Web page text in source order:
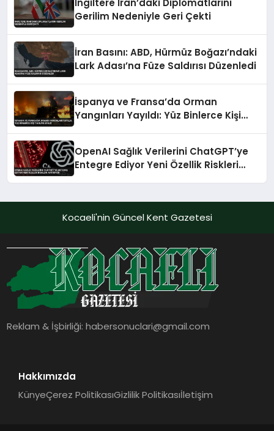
İngiltere İran’daki Diplomatlarını
Gerilim Nedeniyle Geri Çekti
İran Basını: ABD, Hürmüz Boğazı’ndaki
Lark Adası’na Füze Saldırısı Düzenledi
İspanya ve Fransa’da Orman
Yangınları Yayıldı: Yüz Binlerce Kişi
OpenAI Sağlık Verilerini ChatGPT’ye
Entegre Ediyor Yeni Özellik Riskleri
Kocaeli'nin Güncel Kent Gazetesi
Reklam & İşbirliği:habersonuclari@gmail.com
Hakkımızda
KünyeÇerez PolitikasıGizlilik Politikasıİletişim